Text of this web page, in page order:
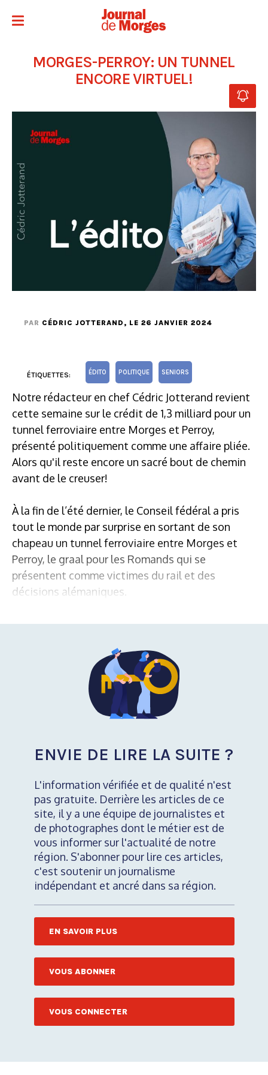
MORGES-PERROY: UN TUNNEL
ENCORE VIRTUEL!
PAR CÉDRIC JOTTERAND , LE 26 JANVIER 2024
ÉTIQUETTES: ÉDITO POLITIQUE SENIORS
Notre rédacteur en chef Cédric Jotterand revient
cette semaine sur le crédit de 1,3 milliard pour un
tunnel ferroviaire entre Morges et Perroy,
présenté politiquement comme une affaire pliée.
Alors qu'il reste encore un sacré bout de chemin
avant de le creuser!
À la fin de l’été dernier, le Conseil fédéral a pris
tout le monde par surprise en sortant de son
chapeau un tunnel ferroviaire entre Morges et
Perroy, le graal pour les Romands qui se
présentent comme victimes du rail et des
décisions alémaniques.
ENVIE DE LIRE LA SUITE ?
L'information vérifiée et de qualité n'est
pas gratuite. Derrière les articles de ce
site, il y a une équipe de journalistes et
de photographes dont le métier est de
vous informer sur l'actualité de notre
région. S'abonner pour lire ces articles,
c'est soutenir un journalisme
indépendant et ancré dans sa région.
EN SAVOIR PLUS
VOUS ABONNER
VOUS CONNECTER